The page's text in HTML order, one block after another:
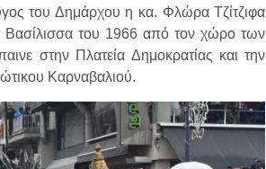
του Δημάρχου η κα. Φλώρα Τζίτζιφα
Βασίλισσα του 1966 από τον χώρο των
στην Πλατεία Δημοκρατίας και την
Καρναβαλιού.